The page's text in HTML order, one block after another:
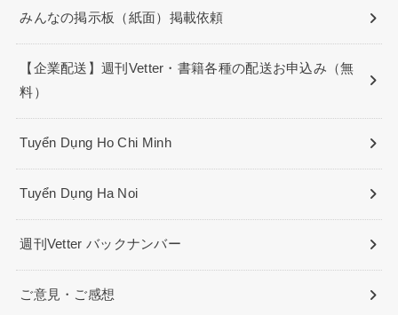
みんなの掲示板（紙面）掲載依頼
【企業配送】週刊Vetter・書籍各種の配送お申込み（無
料）
Tuyển Dụng Ho Chi Minh
Tuyển Dụng Ha Noi
週刊Vetter バックナンバー
ご意見・ご感想